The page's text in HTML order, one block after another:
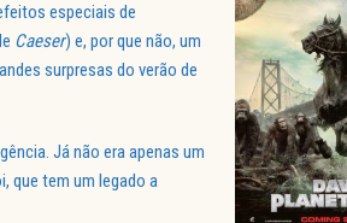
especiais de
Caeser) e, por que não, um
surpresas do verão de
Já não era apenas um
que tem um legado a